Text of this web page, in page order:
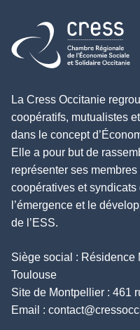
Retour à l'accueil
La Cress Occitanie
coopératifs, mutualistes
dans le concept
Elle a pour but de
représenter ses
coopératives et syndicats
l’émergence et le
de l’ESS.
Siège social : Résidence
Toulouse
Site de Montpellier : 461
Email :